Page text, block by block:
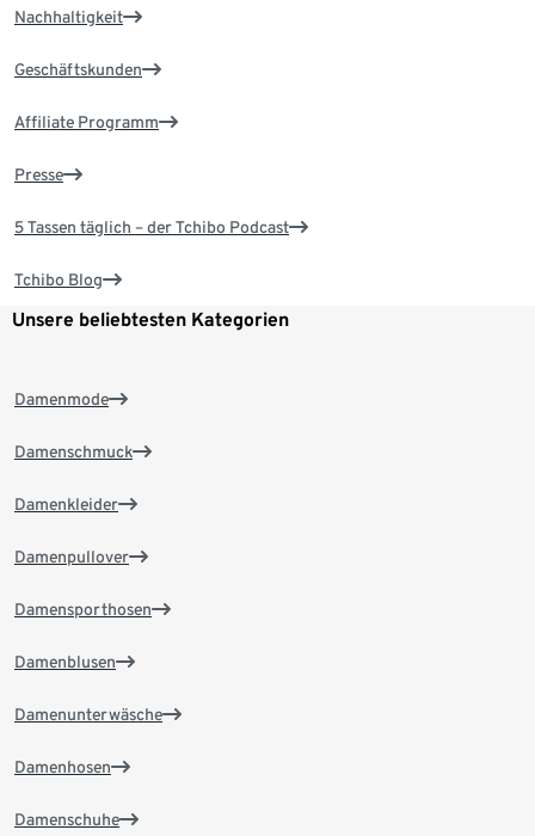
Nachhaltigkeit
Geschäftskunden
Affiliate Programm
Presse
5 Tassen täglich – der Tchibo Podcast
Tchibo Blog
Unsere beliebtesten Kategorien
Damenmode
Damenschmuck
Damenkleider
Damenpullover
Damensporthosen
Damenblusen
Damenunterwäsche
Damenhosen
Damenschuhe